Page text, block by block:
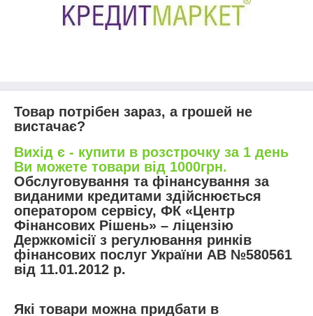
Товар потрібен зараз, а грошей не
вистачає?
Вихід є - купити в розстрочку за 1 день
Ви можете товари від 1000грн.
Обслуговування та фінансування за
виданими кредитами здійснюється
оператором сервісу, ФК «Центр
Фінансових Рішень» – ліцензію
Держкомісії з регулювання ринків
фінансових послуг України АВ №580561
від 11.01.2012 р.
Які товари можна придбати в